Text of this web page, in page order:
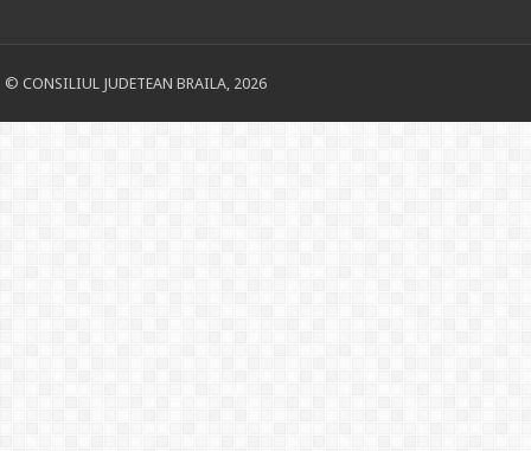
© CONSILIUL JUDETEAN BRAILA, 2026